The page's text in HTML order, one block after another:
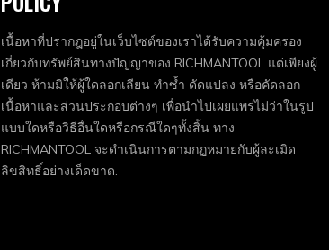
เนื้อหาที่ปรากฎอยู่ในเว็บไซต์ของเราได้รับความคุ้มครอง
เกี่ยวกับทรัพย์สินทางปัญญาของ RICHMANTOOL แต่เพียงผู้
เดียว ห้ามมิให้ผู้ใดลอกเลียน ทำซ้ำ ดัดแปลง หรือคัดลอก
เนื้อหาและส่วนประกอบต่างๆ เพื่อนำไปเผยแพร่ไม่ว่าในรูป
แบบใดหรือวิธีอื่นใดหรือกรณีใดๆทั้งสิ้น ทาง
RICHMANTOOL จะดำเนินการตามกฏหมายกับผู้ละเมิด
ลิขสิทธิ์อย่างเด็ดขาด.